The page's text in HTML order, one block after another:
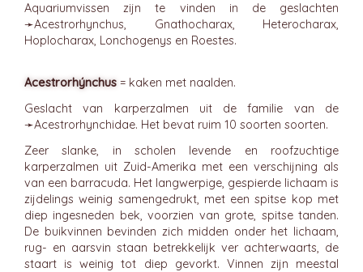
Aquariumvissen zijn te vinden in de geslachten
➛Acestrorhynchus, Gnathocharax, Heterocharax,
Hoplocharax, Lonchogenys en Roestes.
Acestrorhýnchus = kaken met naalden.
Geslacht van karperzalmen uit de familie van de
➛Acestrorhynchidae. Het bevat ruim 10 soorten soorten.
Zeer slanke, in scholen levende en roofzuchtige
karperzalmen uit Zuid-Amerika met een verschijning als
van een barracuda. Het langwerpige, gespierde lichaam is
zijdelings weinig samengedrukt, met een spitse kop met
diep ingesneden bek, voorzien van grote, spitse tanden.
De buikvinnen bevinden zich midden onder het lichaam,
rug- en aarsvin staan betrekkelijk ver achterwaarts, de
staart is weinig tot diep gevorkt. Vinnen zijn meestal